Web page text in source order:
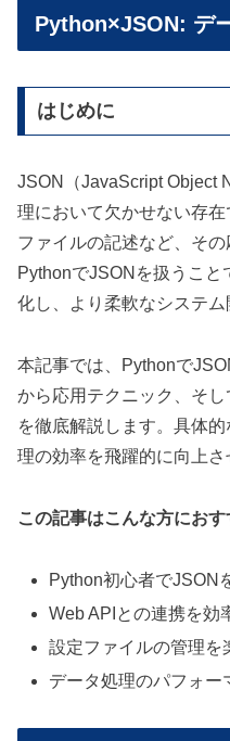
Python×JSON: デ
はじめに
JSON（JavaScript Object
理において欠かせない存
ファイルの記述など、その
PythonでJSONを扱うこ
化し、より柔軟なシステム
本記事では、Pythonで
から応用テクニック、そ
を徹底解説します。具体
理の効率を飛躍的に向上さ
この記事はこんな方におす
Python初心者でJSON
Web APIとの連携を効
設定ファイルの管理を
データ処理のパフォー